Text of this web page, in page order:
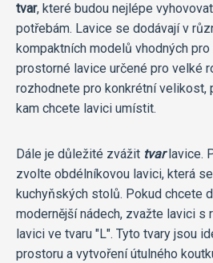
tvar, které budou nejlépe
potřebám. Lavice se dodávají v
kompaktních modelů vhodných pro
prostorné lavice určené pro velké
rozhodnete pro konkrétní velikost,
kam chcete lavici umístit.
Dále je důležité zvážit tvarlavice.
zvolte obdélníkovou lavici, která
kuchyňských stolů. Pokud chcete
modernější nádech, zvažte lavici s
lavici ve tvaru "L". Tyto tvary jsou
prostoru a vytvoření útulného